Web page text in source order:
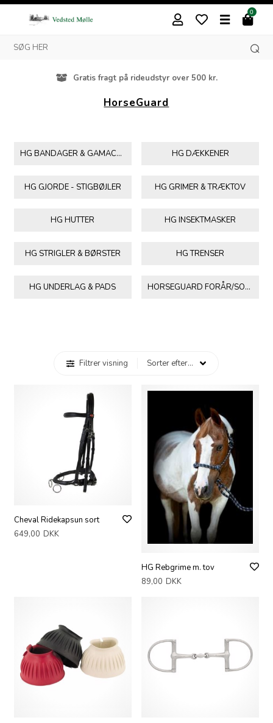
0
Besøg vores butik i Vedsted
HorseGuard
HG BANDAGER & GAMACHER HG DÆKKENER
HG GJORDE - STIGBØJLER HG GRIMER & TRÆKTOV
HG HUTTER HG INSEKTMASKER
HG STRIGLER & BØRSTER HG TRENSER
HG UNDERLAG & PADS HORSEGUARD FORÅR/SOMMER 2026
Filtrer visning
Cheval Ridekapsun sort
649,00 DKK
HG Rebgrime m. tov
89,00 DKK